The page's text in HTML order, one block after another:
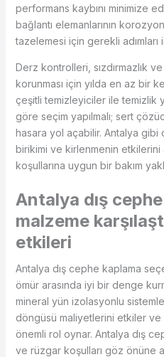
performans kaybını minimize
bağlantı elemanlarının
tazelemesi için gerekli adımları
Derz kontrolleri, sızdırmazlık ve
korunması için yılda en az bir
çeşitli temizleyiciler ile temizlik
göre seçim yapılmalı; sert
hasara yol açabilir. Antalya gibi
birikimi ve kirlenmenin etkilerini
koşullarına uygun bir bakım
Antalya dış
malzeme
etkileri
Antalya dış cephe kaplama
ömür arasında iyi bir denge
mineral yün izolasyonlu
döngüsü maliyetlerini etkiler ve
önemli rol oynar. Antalya dış
ve rüzgar koşulları göz önüne